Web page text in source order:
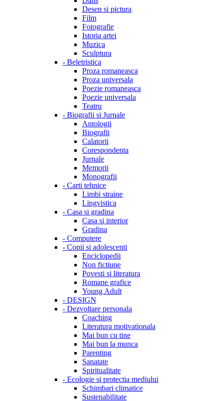
Desen si pictura
Film
Fotografie
Istoria artei
Muzica
Sculptura
- Beletristica
Proza romaneasca
Proza universala
Poezie romaneasca
Poezie universala
Teatru
- Biografii si Jurnale
Antologii
Biografii
Calatorii
Corespondenta
Jurnale
Memorii
Monografii
- Carti tehnice
Limbi straine
Lingvistica
- Casa si gradina
Casa si interior
Gradina
- Computere
- Copii si adolescenti
Enciclopedii
Non fictiune
Povesti si literatura
Romane grafice
Young Adult
- DESIGN
- Dezvoltare personala
Coaching
Literatura motivationala
Mai bun cu tine
Mai bun la munca
Parenting
Sanatate
Spiritualitate
- Ecologie si protectia mediului
Schimbari climatice
Sustenabilitate